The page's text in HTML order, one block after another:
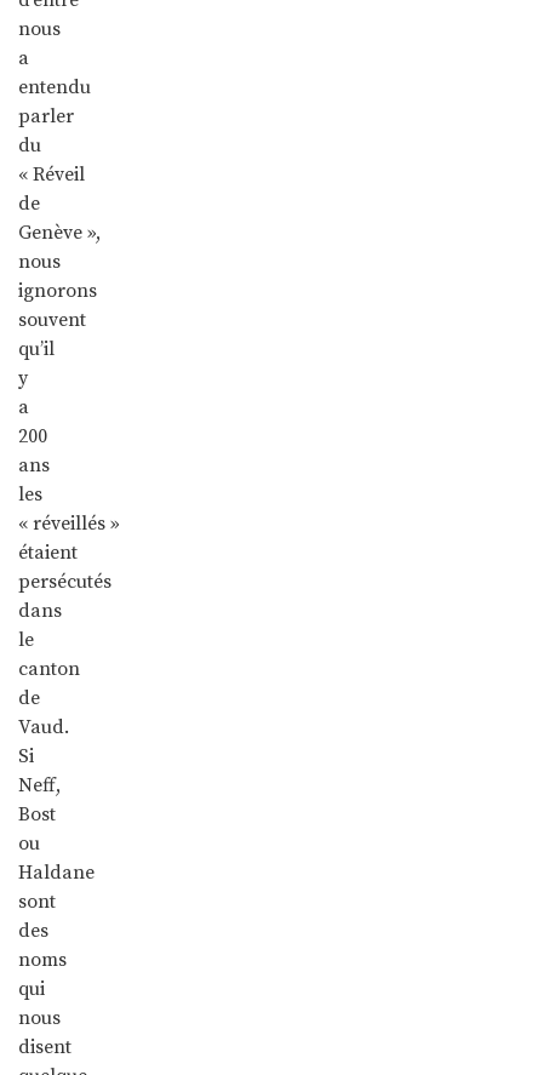
nous
a
entendu
parler
du
« Réveil
de
Genève »,
nous
ignorons
souvent
qu’il
y
a
200
ans
les
« réveillés »
étaient
persécutés
dans
le
canton
de
Vaud.
Si
Neff,
Bost
ou
Haldane
sont
des
noms
qui
nous
disent